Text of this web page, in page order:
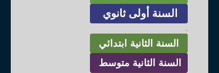
السنة أولى ثانوي
السنة الثانية ابتدائي
السنة الثانية متوسط